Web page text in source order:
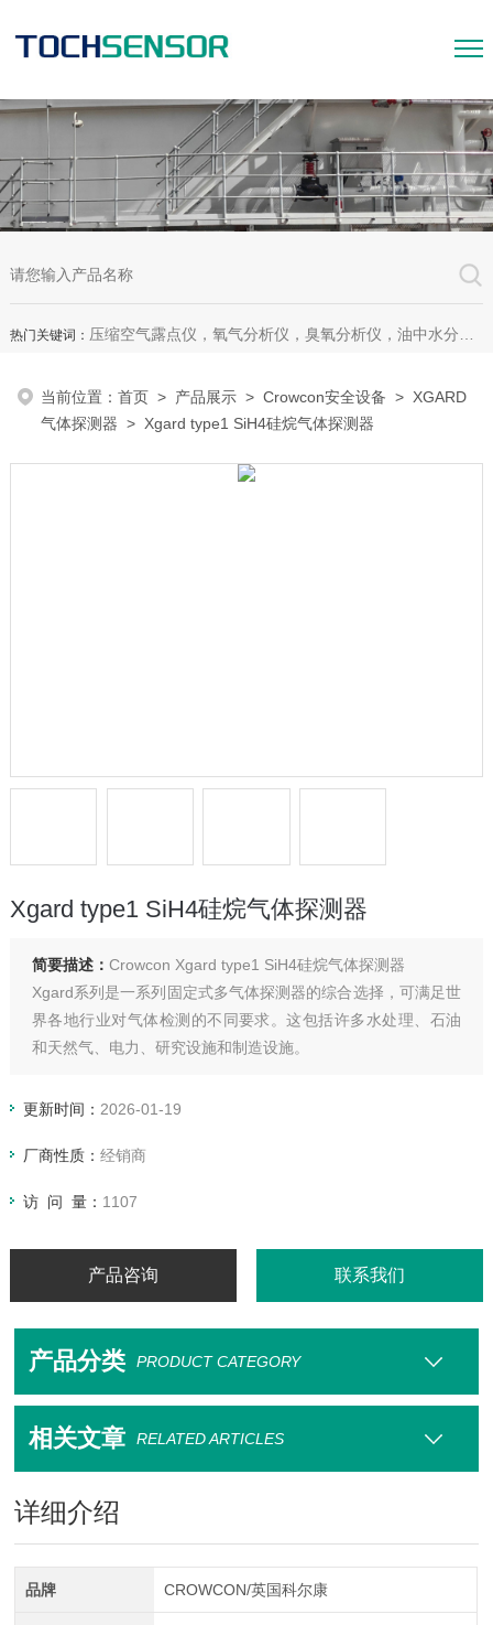
热门关键词： 压缩空气露点仪，氧气分析仪，臭氧分析仪，油中水分析仪，超声波测漏仪。
当前位置：首页 > 产品展示 >Crowcon安全设备 > XGARD
气体探测器 > Xgard type1 SiH4硅烷气体探测器
Xgard type1 SiH4硅烷气体探测器
简要描述： Crowcon Xgard type1 SiH4硅烷气体探测器
Xgard系列是一系列固定式多气体探测器的综合选择，可满足世
界各地行业对气体检测的不同要求。这包括许多水处理、石油
和天然气、电力、研究设施和制造设施。
更新时间： 2026-01-19
厂商性质： 经销商
访 问 量： 1107
产品咨询 联系我们
产品分类 PRODUCT CATEGORY
相关文章 RELATED ARTICLES
详细介绍
品牌 CROWCON/英国科尔康